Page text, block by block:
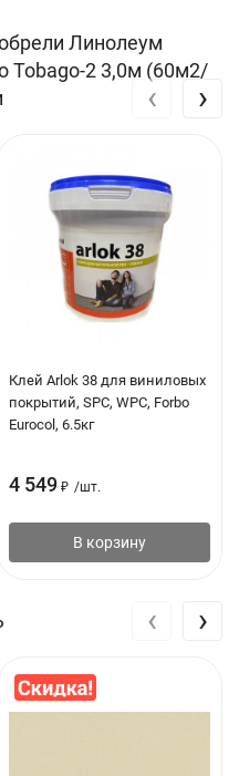
Линолеум
Tobago-2 3,0м (60м2/
Клей Arlok 38 для виниловых
покрытий, SPC, WPC, Forbo
Eurocol, 6.5кг
4 549 ₽ /шт.
В корзину
‹ ›
‹ ›